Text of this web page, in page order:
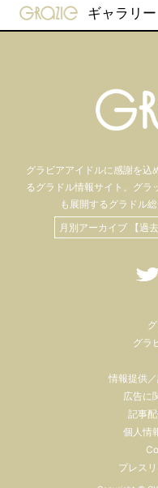
gravure-
ギャラリー
グラビアアイドルに感謝を込
るグラドル情報サイト。 グラ
も 展開するグラドル
月別アーカイブ 【過
グラ
情報提供
広告に
記事
個人情
プレス